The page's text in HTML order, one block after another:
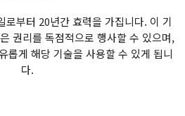
로부터 20년간 효력을 가집니다. 이 기
권리를 독점적으로 행사할 수 있으며,
롭게 해당 기술을 사용할 수 있게 됩니
다.